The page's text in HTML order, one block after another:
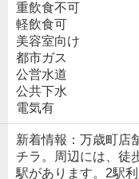
重飲食不可
軽飲食可
美容室向け
都市ガス
公営水道
公共下水
電気有
新着情報：万歳町店
チラ。周辺には、徒
駅があります。2駅